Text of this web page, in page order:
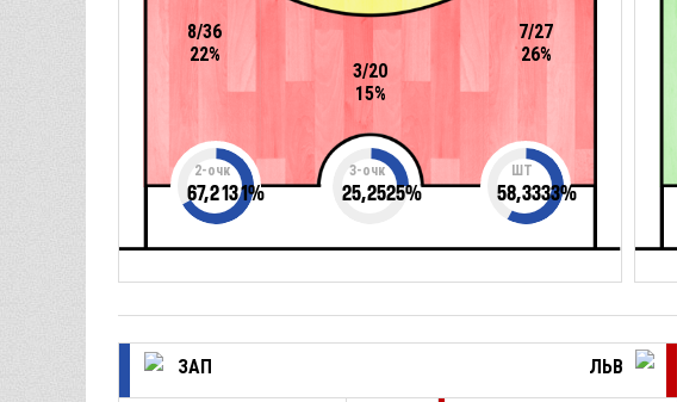
3/20
15%
8/36
22%
7/27
26%
2-очк
67,2131%
3-очк
25,2525%
ШТ
58,3333%
ЗАП ЛЬВ